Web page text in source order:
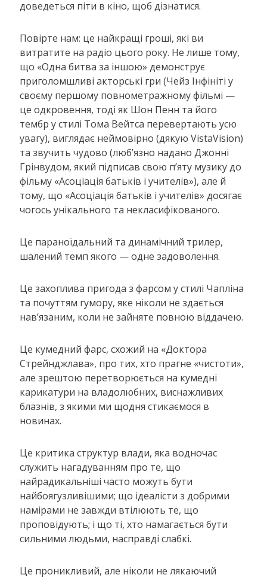
доведеться піти в кіно, щоб дізнатися.
Повірте нам: це найкращі гроші, які ви
витратите на радіо цього року. Не лише тому,
що «Одна битва за іншою» демонструє
приголомшливі акторські гри (Чейз Інфініті у
своєму першому повнометражному фільмі —
це одкровення, тоді як Шон Пенн та його
тембр у стилі Тома Вейтса перевертають усю
увагу), виглядає неймовірно (дякую VistaVision)
та звучить чудово (люб’язно надано Джонні
Грінвудом, який підписав свою п’яту музику до
фільму «Асоціація батьків і учителів»), але й
тому, що «Асоціація батьків і учителів» досягає
чогось унікального та некласифікованого.
Це параноїдальний та динамічний трилер,
шалений темп якого — одне задоволення.
Це захоплива пригода з фарсом у стилі Чапліна
та почуттям гумору, яке ніколи не здається
нав’язаним, коли не зайняте повною віддачею.
Це кумедний фарс, схожий на «Доктора
Стрейнджлава», про тих, хто прагне «чистоти»,
але зрештою перетворюється на кумедні
карикатури на владолюбних, виснажливих
блазнів, з якими ми щодня стикаємося в
новинах.
Це критика структур влади, яка водночас
служить нагадуванням про те, що
найрадикальніші часто можуть бути
найбоягузливішими; що ідеалісти з добрими
намірами не завжди втілюють те, що
проповідують; і що ті, хто намагається бути
сильними людьми, насправді слабкі.
Це проникливий, але ніколи не лякаючий